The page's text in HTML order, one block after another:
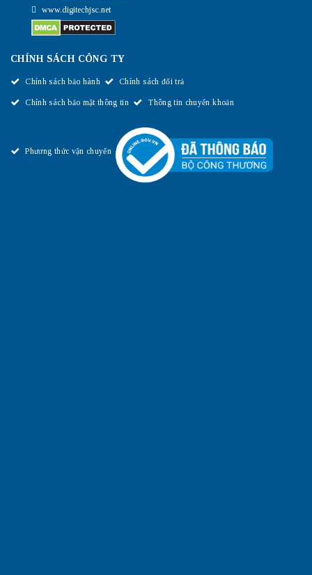
www.digitechjsc.net
CHÍNH SÁCH CÔNG TY
Chính sách bảo hành Chính sách đổi trả
Chính sách bảo mật thông tin Thông tin chuyển khoản
Phương thức vận chuyển